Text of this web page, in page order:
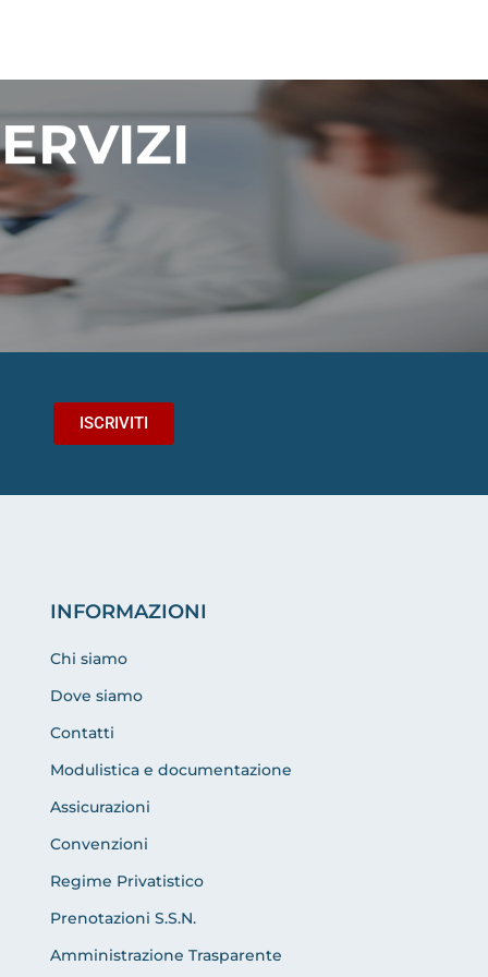
ISCRIVITI
INFORMAZIONI
Chi siamo
Dove siamo
Contatti
Modulistica e documentazione
Assicurazioni
Convenzioni
Regime Privatistico
Prenotazioni S.S.N.
Amministrazione Trasparente